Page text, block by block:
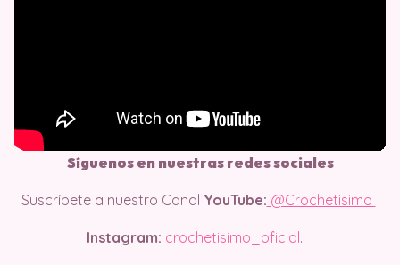
Síguenos en nuestras redes sociales
Suscríbete a nuestro Canal YouTube: @Crochetisimo
Instagram: crochetisimo_oficial .